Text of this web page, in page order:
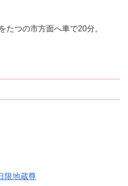
たつの市方面へ車で20分。
限地蔵尊